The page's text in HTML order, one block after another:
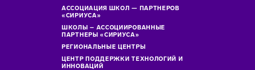
АССОЦИАЦИЯ ШКОЛ — ПАРТНЕРОВ
«СИРИУСА»
ШКОЛЫ – АССОЦИИРОВАННЫЕ
ПАРТНЕРЫ «СИРИУСА»
РЕГИОНАЛЬНЫЕ ЦЕНТРЫ
ЦЕНТР ПОДДЕРЖКИ ТЕХНОЛОГИЙ И
ИННОВАЦИЙ